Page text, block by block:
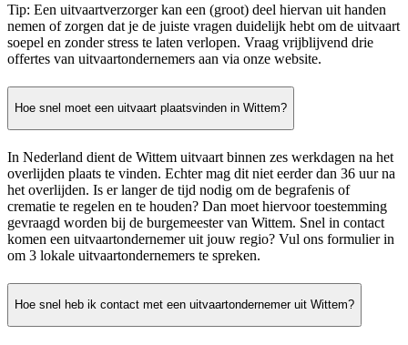
Tip: Een uitvaartverzorger kan een (groot) deel hiervan uit handen
nemen of zorgen dat je de juiste vragen duidelijk hebt om de uitvaart
soepel en zonder stress te laten verlopen. Vraag vrijblijvend drie
offertes van uitvaartondernemers aan via onze website.
Hoe snel moet een uitvaart plaatsvinden in Wittem?
In Nederland dient de Wittem uitvaart binnen zes werkdagen na het
overlijden plaats te vinden. Echter mag dit niet eerder dan 36 uur na
het overlijden. Is er langer de tijd nodig om de begrafenis of
crematie te regelen en te houden? Dan moet hiervoor toestemming
gevraagd worden bij de burgemeester van Wittem. Snel in contact
komen een uitvaartondernemer uit jouw regio? Vul ons formulier in
om 3 lokale uitvaartondernemers te spreken.
Hoe snel heb ik contact met een uitvaartondernemer uit Wittem?